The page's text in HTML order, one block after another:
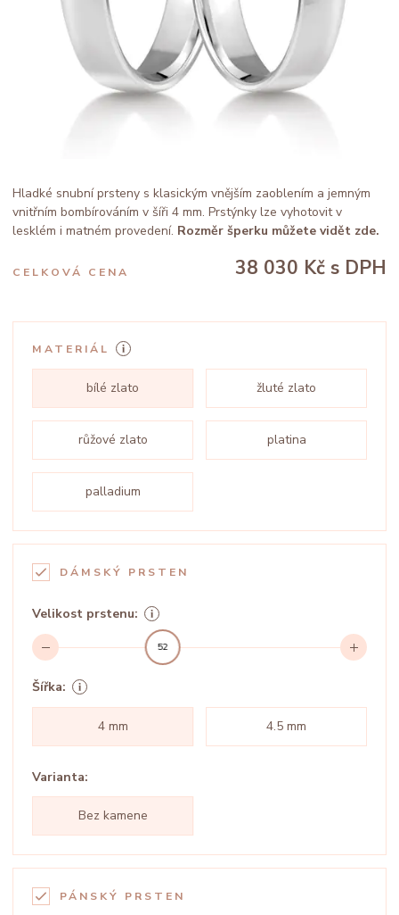
Hladké snubní prsteny s klasickým vnějším zaoblením a jemným
vnitřním bombírováním v šíři 4 mm. Prstýnky lze vyhotovit v
lesklém i matném provedení. Rozměr šperku můžete vidět zde.
CELKOVÁ CENA 38 030 Kč s DPH
MATERIÁL
bílé zlato žluté zlato
růžové zlato platina
palladium
DÁMSKÝ PRSTEN
Velikost prstenu:
52
Šířka:
4 mm 4.5 mm
Varianta:
Bez kamene
PÁNSKÝ PRSTEN